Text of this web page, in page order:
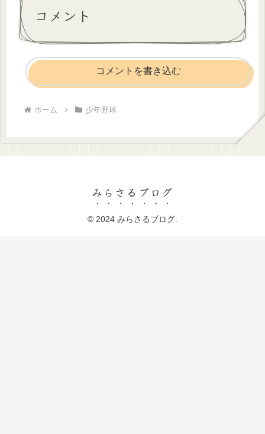
コメント
コメントを書き込む
ホーム 少年野球
みらさるブログ
© 2024 みらさるブログ.